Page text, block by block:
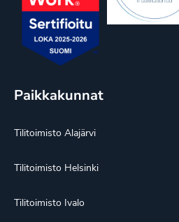
Paikkakunnat
Tilitoimisto Alajärvi
Tilitoimisto Helsinki
Tilitoimisto Ivalo